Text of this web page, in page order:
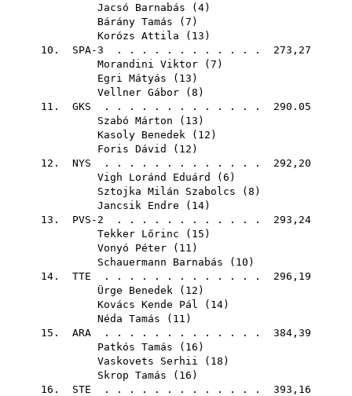
Jacsó Barnabás ( 4)
Bárány Tamás ( 7 )
Korózs Attila ( 13 )
10. SPA-3 . . . . . . . . . . . . 273,27
Morandini Viktor ( 7 )
Egri Mátyás ( 13 )
Vellner Gábor ( 8 )
11. GKS . . . . . . . . . . . . . 290.05
Szabó Márton ( 13 )
Kasoly Benedek ( 12 )
Foris Dávid
( 12 )
12. NYS . . . . . . . . . . . . . 292,20
Vigh Loránd Eduárd
( 6 )
Sztojka Milán Szabolcs ( 8 )
Jancsik Endre ( 14)
13. PVS-2 . . . . . . . . . . . . 293,24
Tekker Lőrinc ( 15 )
Vonyó Péter ( 11 )
Schauermann Barnabás ( 10 )
14. TTE . . . . . . . . . . . . . 296,19
Ürge Benedek ( 12 )
Kovács Kende Pál ( 14)
Néda Tamás ( 11 )
15. ARA . . . . . . . . . . . . . 384,39
Patkós Tamás ( 16 )
Vaskovets Serhii ( 18 )
Skrop Tamás ( 16 )
16. STE . . . . . . . . . . . . . 393,16